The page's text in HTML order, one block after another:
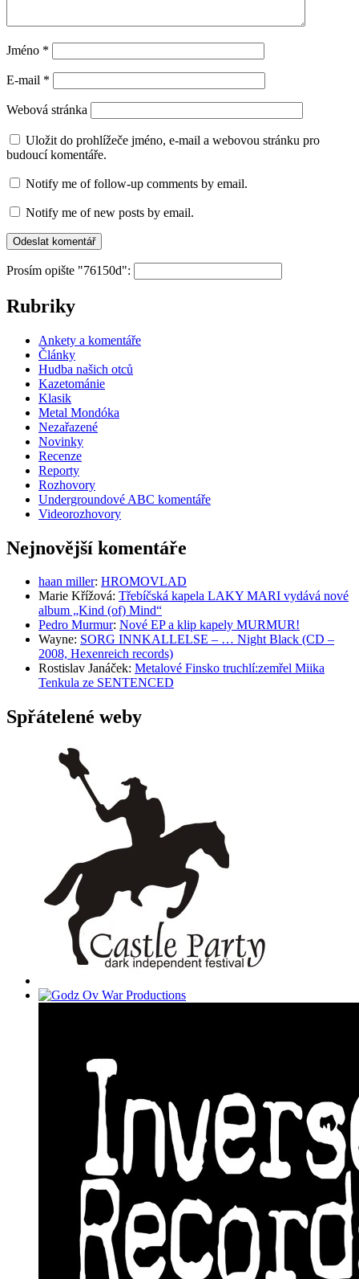
Jméno *
E-mail *
Webová stránka
Uložit do prohlížeče jméno, e-mail a webovou stránku pro
budoucí komentáře.
Notify me of follow-up comments by email.
Notify me of new posts by email.
Prosím opište "76150d":
Rubriky
Ankety a komentáře
Články
Hudba našich otců
Kazetománie
Klasik
Metal Mondóka
Nezařazené
Novinky
Recenze
Reporty
Rozhovory
Undergroundové ABC komentáře
Videorozhovory
Nejnovější komentáře
haan miller: HROMOVLAD
Marie Křížová: Třebíčská kapela LAKY MARI vydává nové
album „Kind (of) Mind“
Pedro Murmur: Nové EP a klip kapely MURMUR!
Wayne: SORG INNKALLELSE – … Night Black (CD –
2008, Hexenreich records)
Rostislav Janáček: Metalové Finsko truchlí:zemřel Miika
Tenkula ze SENTENCED
Spřátelené weby